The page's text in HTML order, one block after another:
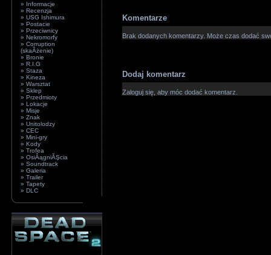
» Informacje
» Recenzja
» USG Ishimura
» Postacie
» Przeciwnicy
» Nekromorfy
» Corruption
(skaÂżenie)
» Bronie
» R.I.G
» Staza
» Kineza
» Warsztat
» Sklep
» Przedmioty
» Lokacje
» Misje
» Znak
» Unitolodzy
» CEC
» Mini-gry
» Kody
» Trofea
» OsiÂągniĂŞcia
» Soundtrack
» Galeria
» Trailer
» Tapety
» DLC
Komentarze
Brak dodanych komentarzy. Może czas dodać
Dodaj komentarz
Zaloguj się, aby móc dodać komentarz.